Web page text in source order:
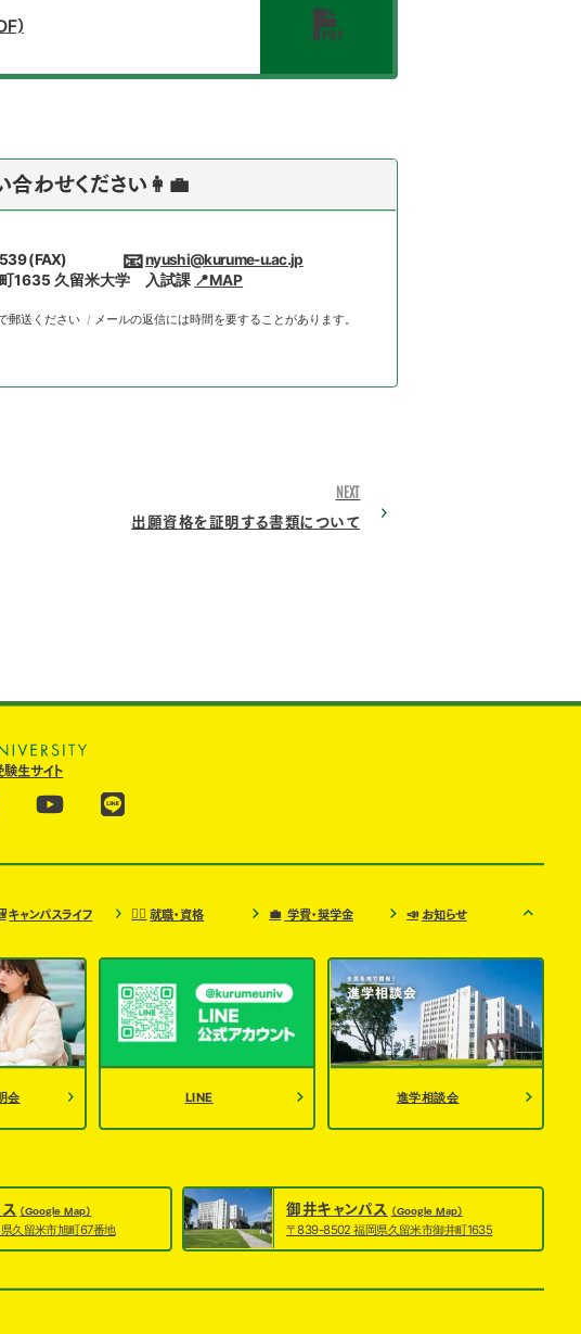
合わせください👩‍💼
(FAX) 📧nyushi@kurume-u.ac.jp
1635 久留米大学 入試課 📍MAP
郵送ください
メールの返信には時間を要することがあります。
NEXT
出願資格を証明する書類について
生サイト
キャンパスライフ 🧑‍⚕️ 就職・資格 💼 学費・奨学金 📣 お知らせ
会 LINE 進学相談会
（Google Map）
久留米市旭町67番地
御井キャンパス （Google Map）
〒839-8502 福岡県久留米市御井町1635